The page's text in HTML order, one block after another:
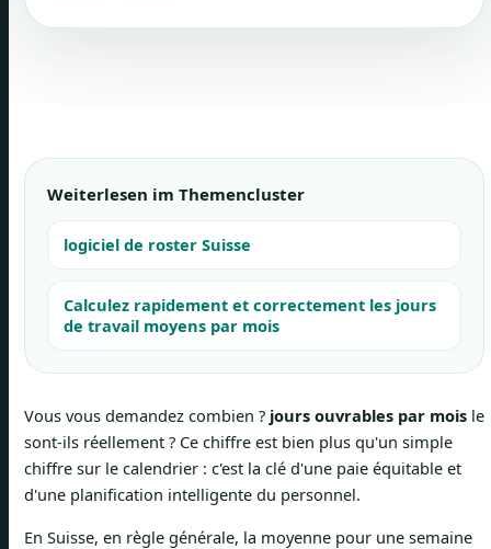
Weiterlesen im Themencluster
logiciel de roster Suisse
Calculez rapidement et correctement les jours
de travail moyens par mois
Vous vous demandez combien ? jours ouvrables par mois le
sont-ils réellement ? Ce chiffre est bien plus qu'un simple
chiffre sur le calendrier : c'est la clé d'une paie équitable et
d'une planification intelligente du personnel.
En Suisse, en règle générale, la moyenne pour une semaine